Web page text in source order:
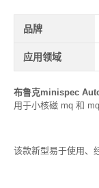
品牌
应用领域
布鲁克minispec
用于小核磁 mq 和
该款新型易于使用、